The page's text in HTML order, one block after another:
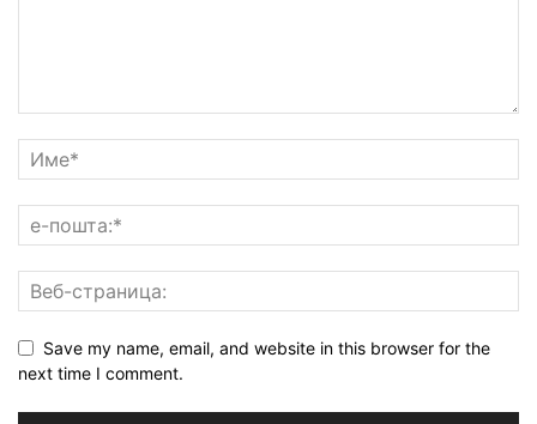
Save my name, email, and website in this browser for the
next time I comment.